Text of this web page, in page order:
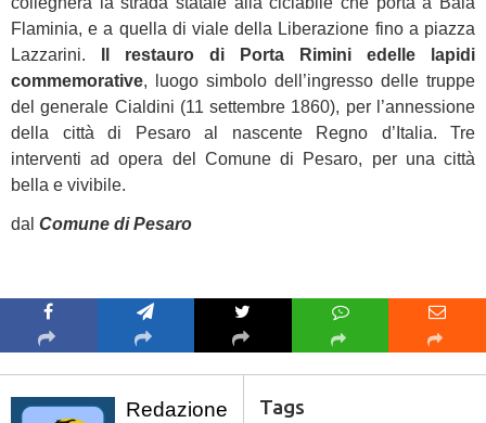
Flaminia, e a quella di viale della Liberazione fino a piazza
Lazzarini. Il restauro di Porta Rimini edelle lapidi
commemorative, luogo simbolo dell’ingresso delle truppe
del generale Cialdini (11 settembre 1860), per l’annessione
della città di Pesaro al nascente Regno d’Italia. Tre
interventi ad opera del Comune di Pesaro, per una città
bella e vivibile.
dal Comune di Pesaro
Redazione
Tags